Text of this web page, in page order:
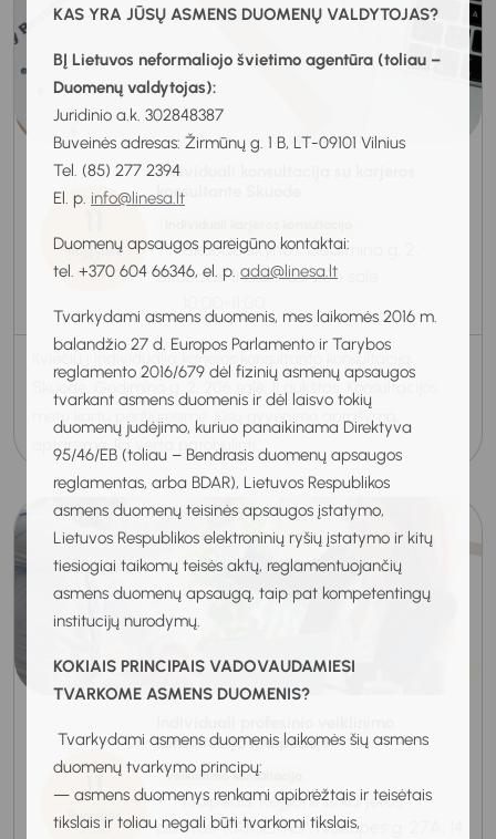
KAS YRA JŪSŲ ASMENS DUOMENŲ VALDYTOJAS?
BĮ Lietuvos neformaliojo švietimo agentūra (toliau –
Duomenų valdytojas):
Juridinio a.k. 302848387
Buveinės adresas: Žirmūnų g. 1 B, LT-09101 Vilnius
Tel. (85) 277 2394
El. p. info@linesa.lt
Duomenų apsaugos pareigūno kontaktai:
tel. +370 604 66346, el. p. ada@linesa.lt
Tvarkydami asmens duomenis, mes laikomės 2016 m.
balandžio 27 d. Europos Parlamento ir Tarybos
reglamento 2016/679 dėl fizinių asmenų apsaugos
tvarkant asmens duomenis ir dėl laisvo tokių
duomenų judėjimo, kuriuo panaikinama Direktyva
95/46/EB (toliau – Bendrasis duomenų apsaugos
reglamentas, arba BDAR), Lietuvos Respublikos
asmens duomenų teisinės apsaugos įstatymo,
Lietuvos Respublikos elektroninių ryšių įstatymo ir kitų
tiesiogiai taikomų teisės aktų, reglamentuojančių
asmens duomenų apsaugą, taip pat kompetentingų
institucijų nurodymų.
KOKIAIS PRINCIPAIS VADOVAUDAMIESI
TVARKOME ASMENS DUOMENIS?
Tvarkydami asmens duomenis laikomės šių asmens
duomenų tvarkymo principų:
— asmens duomenys renkami apibrėžtais ir teisėtais
tikslais ir toliau negali būti tvarkomi tikslais,
Rugpjūtis
2026
Individuali konsultacija su karjeros
konsultante Skuode
Skuodo skyrius, Gedimino g. 2,
Skuodas, II aukštas, 206 salė
Kviečiu į individualią karjeros konsultanto konsultaciją
Skuode, Gedimino g. 2, 206 salė, II aukštas. Konsultacijos
metu kartu peržiūrėsime Jūsų gyvenimo aprašymą,
aptarsime, ką verta patobulinti...
11
Rugpjūtis
2026
konsultacija Klaipėdoje
Veiklinimo konsultacija
Klaipėda, Regioninis karjeros
centras "KARJERAS", Naikupės g. 27A, 14